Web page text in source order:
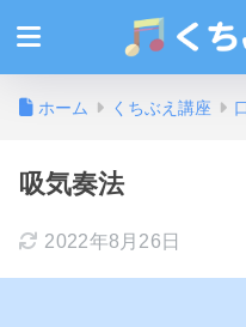
ホーム くちぶえ講座
吸気奏法
2022年8月26日